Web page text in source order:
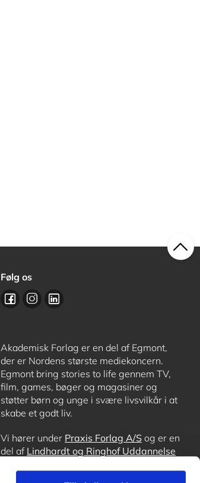
Følg os
Akademisk Forlag er en del af Egmont,
der er Nordens største mediekoncern.
Egmont bring stories to life gennem TV,
film, games, bøger og magasiner og
støtter børn og unge i svære livsvilkår i at
skabe et godt liv.
Vi hører under Praxis Forlag A/S og er en
del af Lindhardt og Ringhof Uddannelse